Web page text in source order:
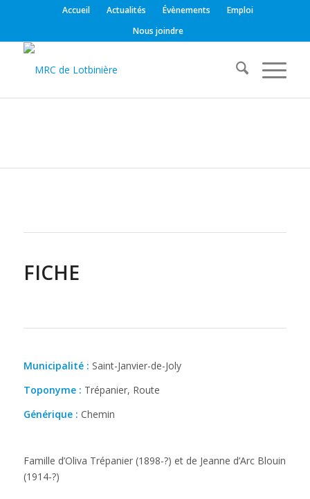
Accueil Actualités Évènements
Emploi
Nous joindre
FICHE
Municipalité : Saint-Janvier-de-Joly
Toponyme : Trépanier, Route
Générique : Chemin
Famille d’Oliva Trépanier (1898-?) et de Jeanne d’Arc Blouin
(1914-?)